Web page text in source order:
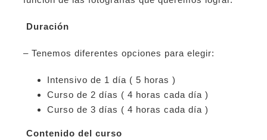
Duración
– Tenemos diferentes opciones para elegir:
Intensivo de 1 día ( 5 horas )
Curso de 2 días ( 4 horas cada día )
Curso de 3 días ( 4 horas cada día )
Contenido del curso